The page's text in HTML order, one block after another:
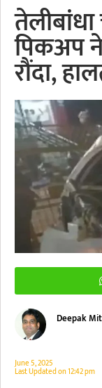
पिकअप
रौंदा,
Deepak
June 5, 2025
Last Updated on12:42 pm